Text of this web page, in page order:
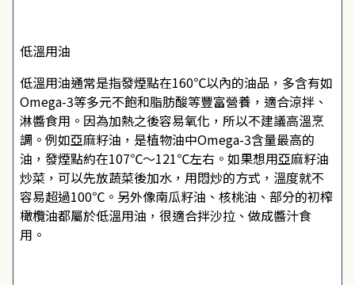
低溫用油
低溫用油通常是指發煙點在160℃以內的油品，多含有如
Omega-3等多元不飽和脂肪酸等豐富營養，適合涼拌、
淋醬食用。因為加熱之後容易氧化，所以不建議高溫烹
調。例如亞麻籽油，是植物油中Omega-3含量最高的
油，發煙點約在107℃～121℃左右。如果想用亞麻籽油
炒菜，可以先放蔬菜後加水，用悶炒的方式，溫度就不
容易超過100℃。另外像南瓜籽油、核桃油、部分的初榨
橄欖油都屬於低溫用油，很適合拌沙拉、做成醬汁食
用。